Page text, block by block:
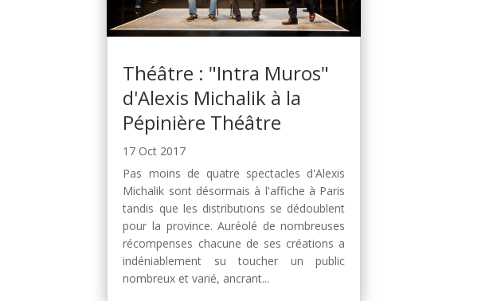
Théâtre : "Intra Muros"
d'Alexis Michalik à la
Pépinière Théâtre
17 Oct 2017
Pas moins de quatre spectacles d'Alexis
Michalik sont désormais à l'affiche à Paris
tandis que les distributions se dédoublent
pour la province. Auréolé de nombreuses
récompenses chacune de ses créations a
indéniablement su toucher un public
nombreux et varié, ancrant...